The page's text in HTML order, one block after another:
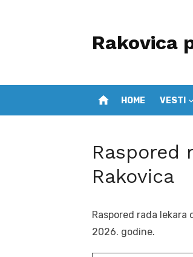
Rakovica
home HOME VESTI
Raspored
Rakovica
Raspored rada lekara
2026. godine.